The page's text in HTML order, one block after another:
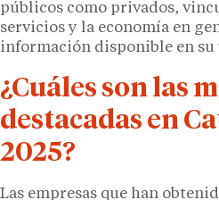
públicos como privados,
servicios y la economía en
información disponible en su
¿Cuáles son las
destacadas en
2025?
Las empresas que han